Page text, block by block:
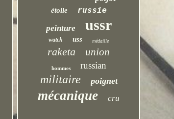
étoile
russie
peinture
ussr
watch uss médaille
raketa union
hommes russian
militaire poignet
mécanique cru